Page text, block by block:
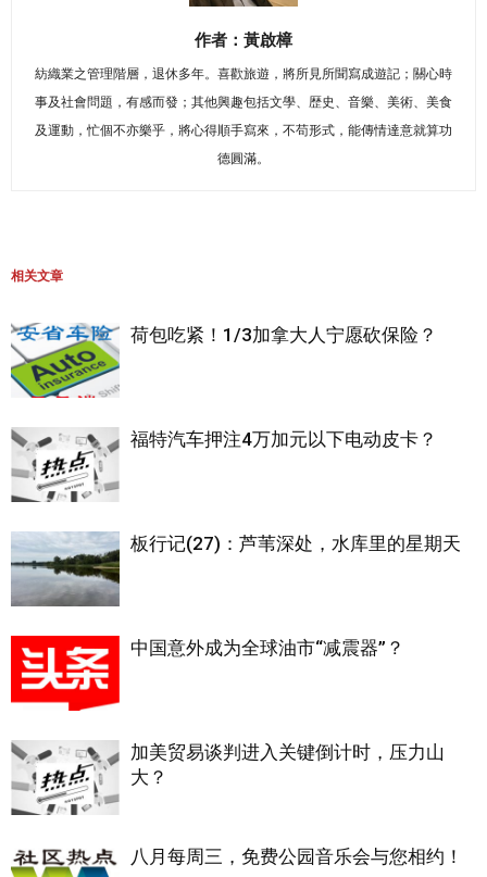
作者：黃啟樟
紡織業之管理階層，退休多年。喜歡旅遊，將所見所聞寫成遊記；關心時
事及社會問題，有感而發；其他興趣包括文學、歴史、音樂、美術、美食
及運動，忙個不亦樂乎，將心得順手寫來，不苟形式，能傳情達意就算功
德圓滿。
相关文章
荷包吃紧！1/3加拿大人宁愿砍保险？
福特汽车押注4万加元以下电动皮卡？
板行记(27)：芦苇深处，水库里的星期天
中国意外成为全球油市“减震器”？
加美贸易谈判进入关键倒计时，压力山
大？
八月每周三，免费公园音乐会与您相约！